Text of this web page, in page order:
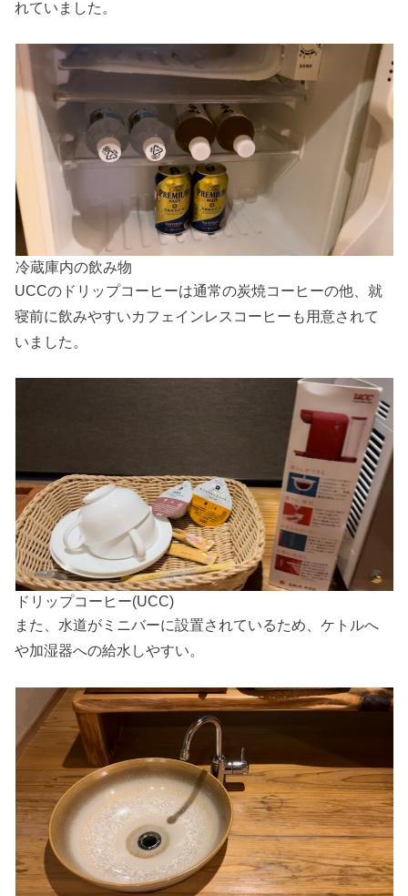
れていました。
冷蔵庫内の飲み物
UCCのドリップコーヒーは通常の炭焼コーヒーの他、就
寝前に飲みやすいカフェインレスコーヒーも用意されて
いました。
ドリップコーヒー(UCC)
また、水道がミニバーに設置されているため、ケトルへ
や加湿器への給水しやすい。